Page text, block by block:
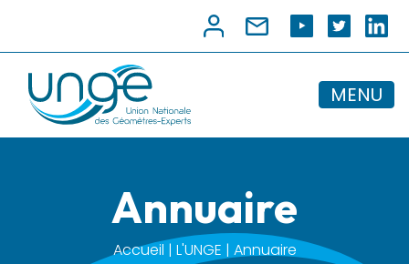
MENU
Annuaire
Accueil | L'UNGE | Annuaire